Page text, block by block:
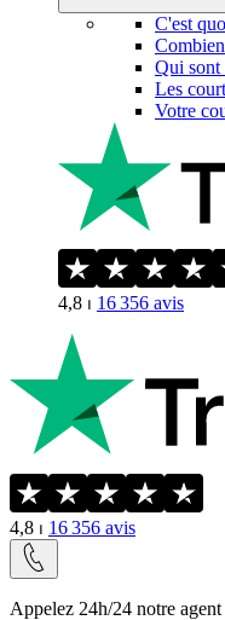
C'est
Qui sont
Les
Votre
4,8 ⏐ 16 356 avis
4,8 ⏐ 16 356 avis
Appelez 24h/24 notre agent